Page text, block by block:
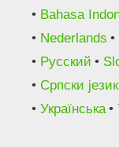
Bahasa
Nederlands
Русский
Српски језик
Українська